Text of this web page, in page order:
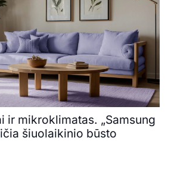
ir mikroklimatas. „Samsung
šiuolaikinio būsto